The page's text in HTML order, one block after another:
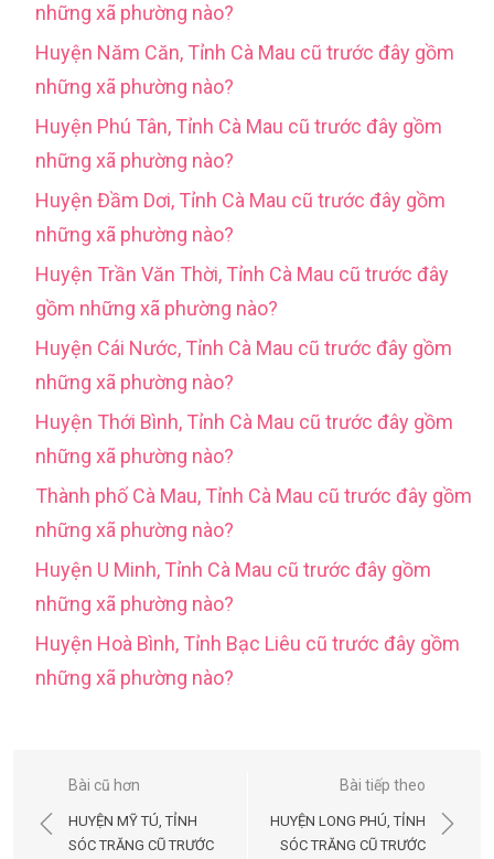
những xã phường nào?
Huyện Năm Căn, Tỉnh Cà Mau cũ trước đây gồm
những xã phường nào?
Huyện Phú Tân, Tỉnh Cà Mau cũ trước đây gồm
những xã phường nào?
Huyện Đầm Dơi, Tỉnh Cà Mau cũ trước đây gồm
những xã phường nào?
Huyện Trần Văn Thời, Tỉnh Cà Mau cũ trước đây
gồm những xã phường nào?
Huyện Cái Nước, Tỉnh Cà Mau cũ trước đây gồm
những xã phường nào?
Huyện Thới Bình, Tỉnh Cà Mau cũ trước đây gồm
những xã phường nào?
Thành phố Cà Mau, Tỉnh Cà Mau cũ trước đây gồm
những xã phường nào?
Huyện U Minh, Tỉnh Cà Mau cũ trước đây gồm
những xã phường nào?
Huyện Hoà Bình, Tỉnh Bạc Liêu cũ trước đây gồm
những xã phường nào?
Điều
hướng
Bài cũ hơn
HUYỆN MỸ TÚ, TỈNH
SÓC TRĂNG CŨ TRƯỚC
Bài tiếp theo
HUYỆN LONG PHÚ, TỈNH
SÓC TRĂNG CŨ TRƯỚC